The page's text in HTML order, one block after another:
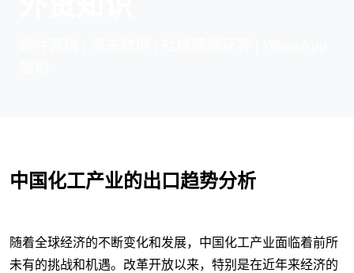
中国化工产业的出口趋势分析
随着全球经济的不断变化和发展，中国化工产业面临着前所
未有的挑战和机遇。改革开放以来，特别是在近年来经济的